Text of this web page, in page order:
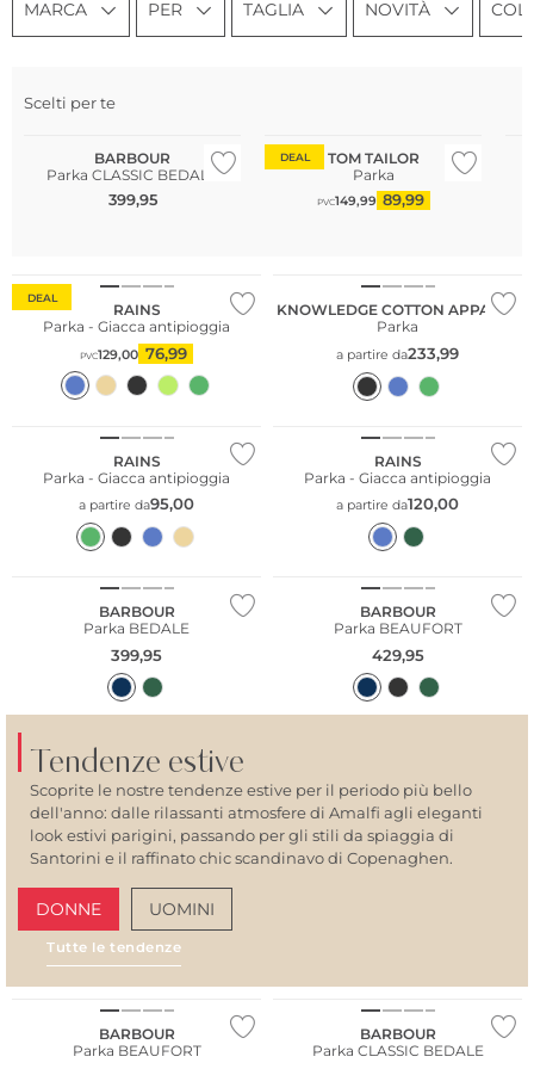
MARCA PER TAGLIA NOVITÀ
Scelti per te
Più venduto
BARBOUR
Parka CLASSIC BEDALE
399,95
DEAL
TOM TAILOR
Parka
PVC149,99 89,99
DEAL
RAINS
Parka - Giacca antipioggia
PVC129,00 76,99
KNOWLEDGE COTTON APPAREL
Parka
a partire da233,99
RAINS
Parka - Giacca antipioggia
a partire da95,00
RAINS
Parka - Giacca antipioggia
a partire da120,00
Più venduto
BARBOUR
Parka BEDALE
399,95
BARBOUR
Parka BEAUFORT
429,95
Tendenze estive
Scoprite le nostre tendenze estive per il periodo più bello
dell'anno: dalle rilassanti atmosfere di Amalfi agli eleganti
look estivi parigini, passando per gli stili da spiaggia di
Santorini e il raffinato chic scandinavo di Copenaghen.
DONNE UOMINI
Tutte le tendenze
BARBOUR
Parka BEAUFORT
BARBOUR
Parka CLASSIC BEDALE